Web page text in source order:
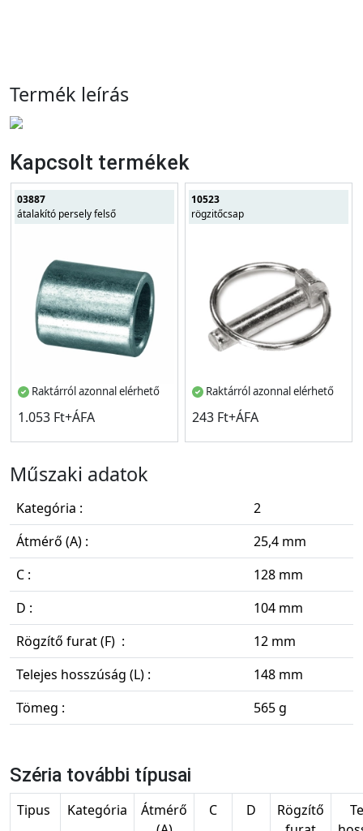
Termék leírás
Kapcsolt termékek
03887
átalakító persely felső
Raktárról azonnal elérhető
1.053 Ft+ÁFA
10523
rögzitőcsap
Raktárról azonnal elérhető
243 Ft+ÁFA
Műszaki adatok
Kategória :
2
Átmérő (A) :
25,4 mm
C :
128 mm
D :
104 mm
Rögzítő furat (F) :
12 mm
Telejes hosszúság (L) :
148 mm
Tömeg :
565 g
Széria további típusai
Tipus Kategória
Átmérő
C D
Rögzítő